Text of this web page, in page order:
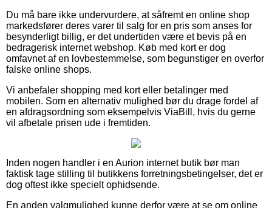
Du må bare ikke undervurdere, at såfremt en online shop
markedsfører deres varer til salg for en pris som anses for
besynderligt billig, er det undertiden være et bevis på en
bedragerisk internet webshop. Køb med kort er dog
omfavnet af en lovbestemmelse, som begunstiger en overfor
falske online shops.
Vi anbefaler shopping med kort eller betalinger med
mobilen. Som en alternativ mulighed bør du drage fordel af
en afdragsordning som eksempelvis ViaBill, hvis du gerne
vil afbetale prisen ude i fremtiden.
Inden nogen handler i en Aurion internet butik bør man
faktisk tage stilling til butikkens forretningsbetingelser, det er
dog oftest ikke specielt ophidsende.
En anden valgmulighed kunne derfor være at se om online